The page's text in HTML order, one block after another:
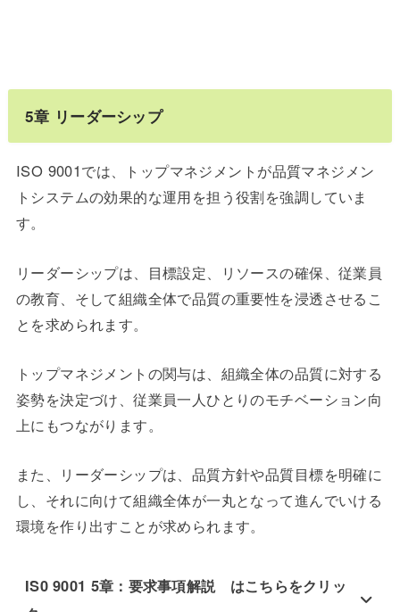
5章 リーダーシップ
ISO 9001では、トップマネジメントが品質マネジメン
トシステムの効果的な運用を担う役割を強調していま
す。
リーダーシップは、目標設定、リソースの確保、従業員
の教育、そして組織全体で品質の重要性を浸透させるこ
とを求められます。
トップマネジメントの関与は、組織全体の品質に対する
姿勢を決定づけ、従業員一人ひとりのモチベーション向
上にもつながります。
また、リーダーシップは、品質方針や品質目標を明確に
し、それに向けて組織全体が一丸となって進んでいける
環境を作り出すことが求められます。
IS0 9001 5章：要求事項解説 はこちらをクリッ